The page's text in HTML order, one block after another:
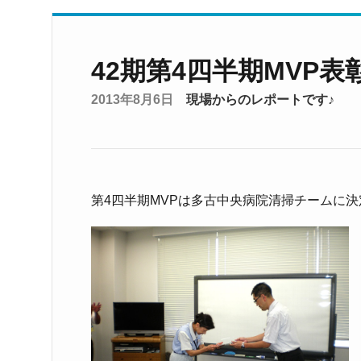
42期第4四半期MVP表
2013年8月6日 現場からのレポートです♪
第4四半期MVPは多古中央病院清掃チームに決